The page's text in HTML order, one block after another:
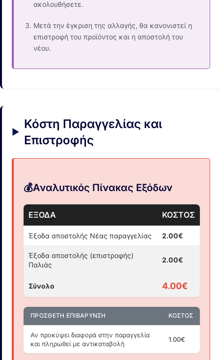
ακολουθήσετε.
Μετά την έγκριση της αλλαγής, θα κανονιστεί η
επιστροφή του προϊόντος και η αποστολή του
νέου.
Κόστη Παραγγελίας και
Επιστροφής
💰Αναλυτικός Πίνακας Εξόδων
ΈΞΟΔΑ ΚΌΣΤΟΣ
Έξοδα αποστολής Νέας παραγγελίας 2.00€
Έξοδα αποστολής (επιστροφής)
Παλιάς
2.00€
Σύνολο 4.00€
ΠΡΌΣΘΕΤΗ ΕΠΙΒΆΡΥΝΣΗ ΚΌΣΤΟΣ
Αν προκύψει διαφορά στην παραγγελία
και πληρωθεί με αντικαταβολή
1.00€